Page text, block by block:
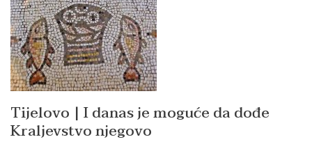
Tijelovo | I danas je moguće da dođe
Kraljevstvo njegovo